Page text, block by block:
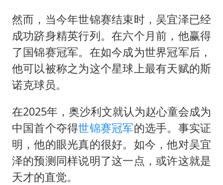
然而，当今年世锦赛结束时，吴宜泽已经
成功跻身精英行列。在六个月前，他赢得
了国锦赛冠军。在如今成为世界冠军后，
他可以被称之为这个星球上最有天赋的斯
诺克球员。
在2025年，奥沙利文就认为赵心童会成为
中国首个夺得世锦赛冠军的选手。事实证
明，他的眼光真的很好。如今，他对吴宜
泽的预测同样说明了这一点，或许这就是
天才的直觉。